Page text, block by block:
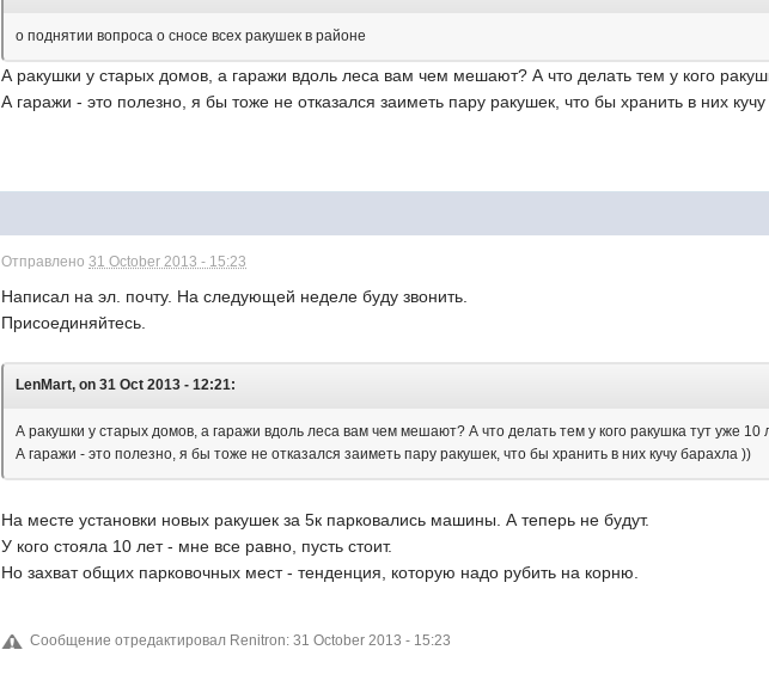
о поднятии вопроса о сносе всех ракушек в районе
А ракушки у старых домов, а гаражи вдоль леса вам чем мешают? А что делать тем у кого
А гаражи - это полезно, я бы тоже не отказался заиметь пару ракушек, что бы хранить в них
Отправлено31 October 2013 - 15:23
Написал на эл. почту. На следующей неделе буду звонить.
Присоединяйтесь.
LenMart, on 31 Oct 2013 - 12:21:
А ракушки у старых домов, а гаражи вдоль леса вам чем мешают? А что делать тем у кого ракушка тут уже 10
А гаражи - это полезно, я бы тоже не отказался заиметь пару ракушек, что бы хранить в них кучу барахла ))
На месте установки новых ракушек за 5к парковались машины. А теперь не будут.
У кого стояла 10 лет - мне все равно, пусть стоит.
Но захват общих парковочных мест - тенденция, которую надо рубить на корню.
Сообщение отредактировал Renitron: 31 October 2013 - 15:23